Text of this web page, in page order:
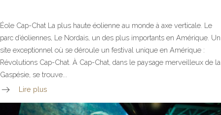
Éole Cap-Chat La plus haute éolienne au monde à axe verticale. Le
parc d’éoliennes, Le Nordais, un des plus importants en Amérique. Un
site exceptionnel où se déroule un festival unique en Amérique :
Révolutions Cap-Chat. À Cap-Chat, dans le paysage merveilleux de la
Gaspésie, se trouve...
Lire plus